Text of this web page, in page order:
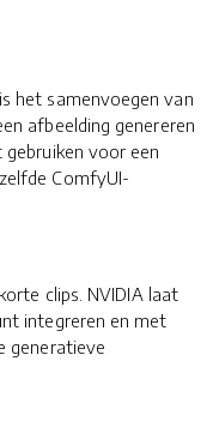
het samenvoegen van
afbeelding genereren
gebruiken voor een
ComfyUI-
clips. NVIDIA laat
integreren en met
generatieve